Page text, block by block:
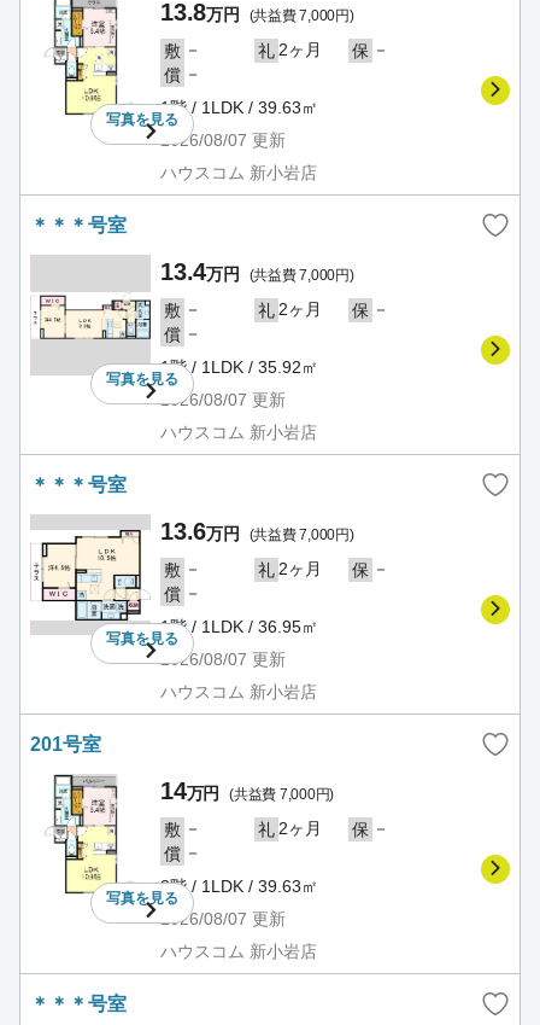
写真を見る
13.8万円 (共益費 7,000円)
敷 － 礼2ヶ月 保 －
償 －
1階 / 1LDK / 39.63㎡
2026/08/07 更新
ハウスコム 新小岩店
＊＊＊号室
写真を見る
13.4万円 (共益費 7,000円)
敷 － 礼2ヶ月 保 －
償 －
1階 / 1LDK / 35.92㎡
2026/08/07 更新
ハウスコム 新小岩店
＊＊＊号室
写真を見る
13.6万円 (共益費 7,000円)
敷 － 礼2ヶ月 保 －
償 －
1階 / 1LDK / 36.95㎡
2026/08/07 更新
ハウスコム 新小岩店
201号室
写真を見る
14万円 (共益費 7,000円)
敷 － 礼2ヶ月 保 －
償 －
2階 / 1LDK / 39.63㎡
2026/08/07 更新
ハウスコム 新小岩店
＊＊＊号室